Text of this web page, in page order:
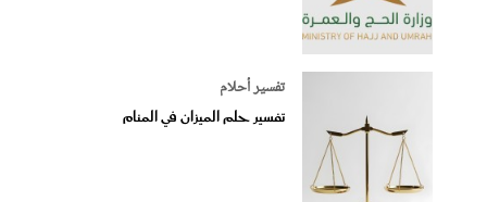
تفسير أحلام
تفسير حلم الميزان في المنام